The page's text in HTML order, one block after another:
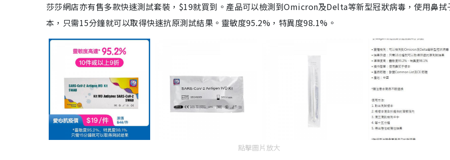
莎莎網店亦有售多款快速測試套裝，$19就買到。產品可以檢測到Omicron及Delta等新型冠狀病毒，使用鼻拭
本，只需15分鐘就可以取得快速抗原測試結果。靈敏度95.2%，特異度98.1%。
點擊圖片放大